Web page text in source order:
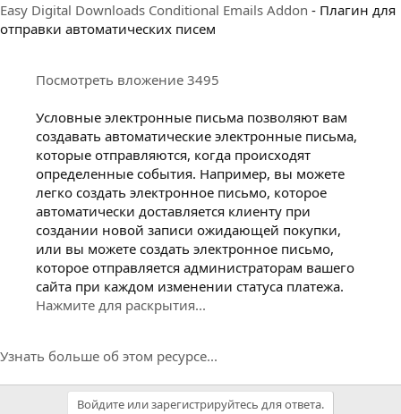
Easy Digital Downloads Conditional Emails Addon - Плагин для
отправки автоматических писем
Посмотреть вложение 3495
Условные электронные письма позволяют вам
создавать автоматические электронные письма,
которые отправляются, когда происходят
определенные события. Например, вы можете
легко создать электронное письмо, которое
автоматически доставляется клиенту при
создании новой записи ожидающей покупки,
или вы можете создать электронное письмо,
которое отправляется администраторам вашего
сайта при каждом изменении статуса платежа.
Нажмите для раскрытия...
Узнать больше об этом ресурсе...
Войдите или зарегистрируйтесь для ответа.